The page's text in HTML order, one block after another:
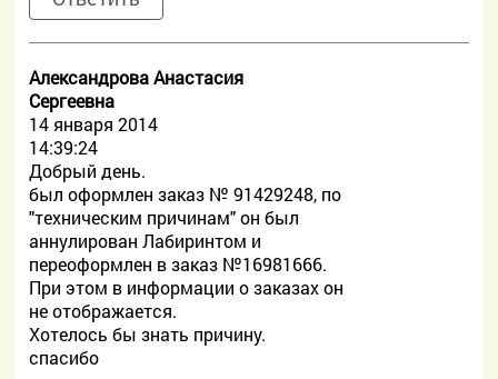
Александрова Анастасия
Сергеевна
14 января 2014
14:39:24
Добрый день.
был оформлен заказ № 91429248, по
"техническим причинам" он был
аннулирован Лабиринтом и
переоформлен в заказ №16981666.
При этом в информации о заказах он
не отображается.
Хотелось бы знать причину.
спасибо